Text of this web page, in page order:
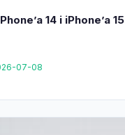
14 i iPhone’a
07-08